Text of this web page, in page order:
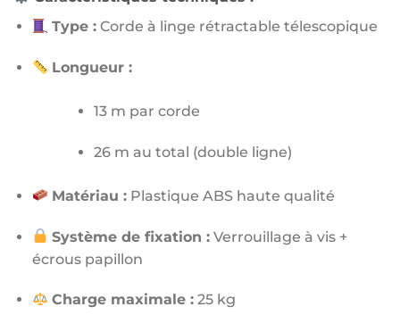
Type : Corde à linge rétractable télescopique
Longueur :
13 m par corde
26 m au total (double ligne)
Matériau : Plastique ABS haute qualité
Système de fixation : Verrouillage à vis +
écrous papillon
Charge maximale : 25 kg